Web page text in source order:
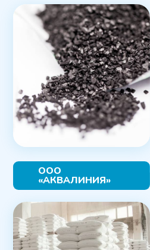
ООО
«АКВАЛИНИЯ»